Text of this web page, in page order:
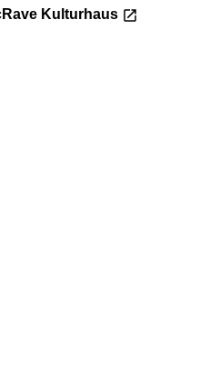
Kulturhaus